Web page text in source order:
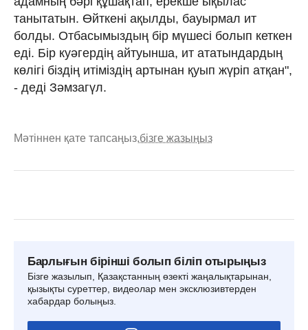
танытатын. Өйткені ақылды, бауырмал ит
болды. Отбасымыздың бір мүшесі болып кеткен
еді. Бір куәгердің айтуынша, ит ататындардың
көлігі біздің итіміздің артынан қуып жүріп атқан",
- деді Зәмзагүл.
Мәтіннен қате тапсаңыз,бізге жазыңыз
Барлығын бірінші болып біліп отырыңыз
Бізге жазылып, Қазақстанның өзекті жаңалықтарынан,
қызықты суреттер, видеолар мен эксклюзивтерден
хабардар болыңыз.